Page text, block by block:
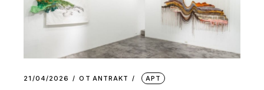
21/04/2026 ОТ АNTRAKT АРТ